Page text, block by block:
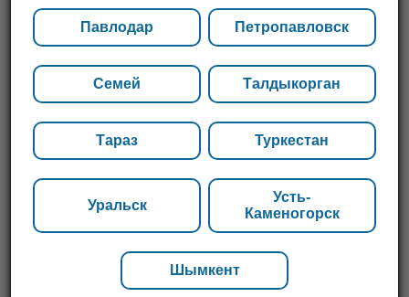
Павлодар Петропавловск
Семей Талдыкорган
Тараз Туркестан
Уральск
Усть-
Каменогорск
Шымкент